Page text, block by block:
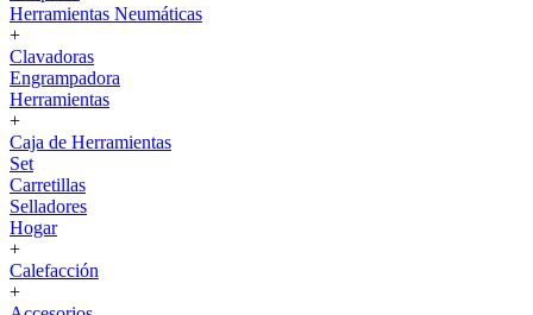
Herramientas Neumáticas
+
Clavadoras
Engrampadora
Herramientas
+
Caja de Herramientas
Set
Carretillas
Selladores
Hogar
+
Calefacción
+